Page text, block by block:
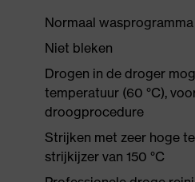
Normaal
Niet bleken
Drogen in de droger
temperatuur (60 °C),
droogprocedure
Strijken met zeer hoge
strijkijzer van 150 °C